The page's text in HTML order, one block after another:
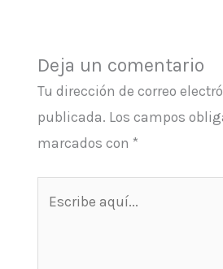
Deja un comentario
Tu dirección de correo
publicada. Los campos
marcados con *